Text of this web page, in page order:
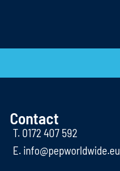
Contact
T. 0172 407 592
E. info@pepworldwide.eu